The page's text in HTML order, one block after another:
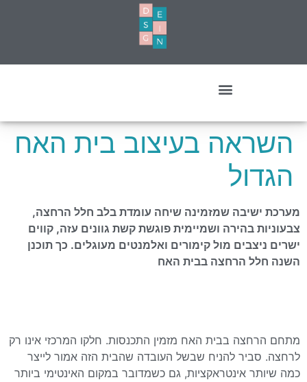
השראה בעיצוב בית האח
הגדול
מערכת ישיבה שמזמינה שיחה עומדת בלב חלל הרחצה,
צבעוניות בהירה ושמיימית פוגשת קשת גוונים עזה, קווים
ישרים ניצבים מול קימורים ואלמנטים מעוגלים. כך תוכנן
השנה חלל הרחצה בבית האח
מתחם הרחצה בבית האח מזמין התכנסות. חלקו המרכזי אינו רק
לרחצה. סביר להניח שבשל העובדה שהבית הזה אמור לייצר
כמה שיותר אינטראקציות, גם כשמדובר במקום האינטימי ביותר